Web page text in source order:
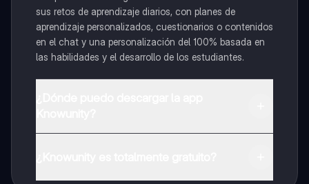
sus retos de aprendizaje diarios, con planes de
aprendizaje personalizados, cuestionarios o contenidos
en el chat y una personalización del 100% basada en
las habilidades y el desarrollo de los estudiantes.